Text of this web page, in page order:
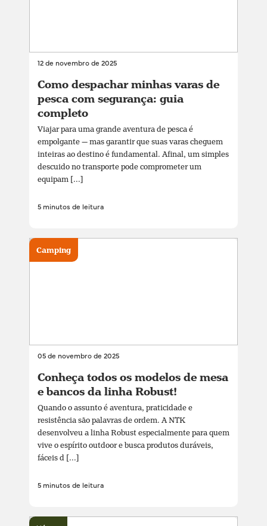
12 de novembro de 2025
Como despachar minhas varas de
pesca com segurança: guia
completo
Viajar para uma grande aventura de pesca é
empolgante — mas garantir que suas varas cheguem
inteiras ao destino é fundamental. Afinal, um simples
descuido no transporte pode comprometer um
equipam [...]
5 minutos de leitura
05 de novembro de 2025
Conheça todos os modelos de mesa
e bancos da linha Robust!
Quando o assunto é aventura, praticidade e
resistência são palavras de ordem. A NTK
desenvolveu a linha Robust especialmente para quem
vive o espírito outdoor e busca produtos duráveis,
fáceis d [...]
5 minutos de leitura
Camping